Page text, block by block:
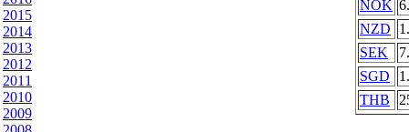
2015
2014
2013
2012
2011
2010
2009
NOK
NZD
SEK
SGD
THB